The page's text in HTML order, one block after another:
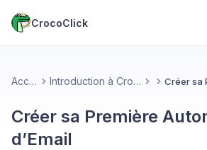
CrocoClick
Accueil Introduction à CrocoClick
Créer sa Première
d’Email